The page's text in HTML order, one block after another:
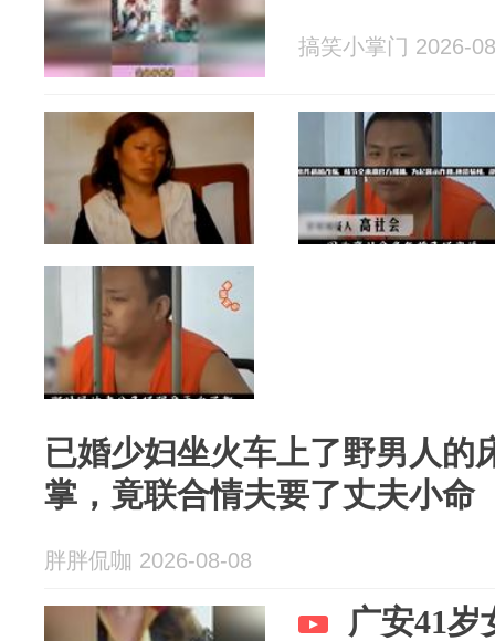
搞笑小掌门 2026-
已婚少妇坐火车上了野男人的
掌，竟联合情夫要了丈夫小命
胖胖侃咖 2026-08-08
广安41岁